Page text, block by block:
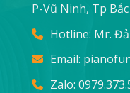
P-Vũ Ninh, Tp
Hotline: Mr.
Email:
Zalo: